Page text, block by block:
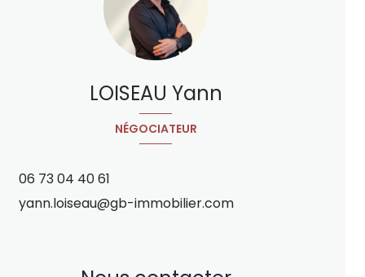
NÉGOCIATEUR
LOISEAU Yann
06 73 04 40 61
yann.loiseau@gb-immobilier.com